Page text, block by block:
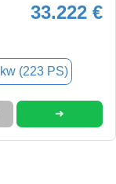
33.222 €
(223 PS)
➜